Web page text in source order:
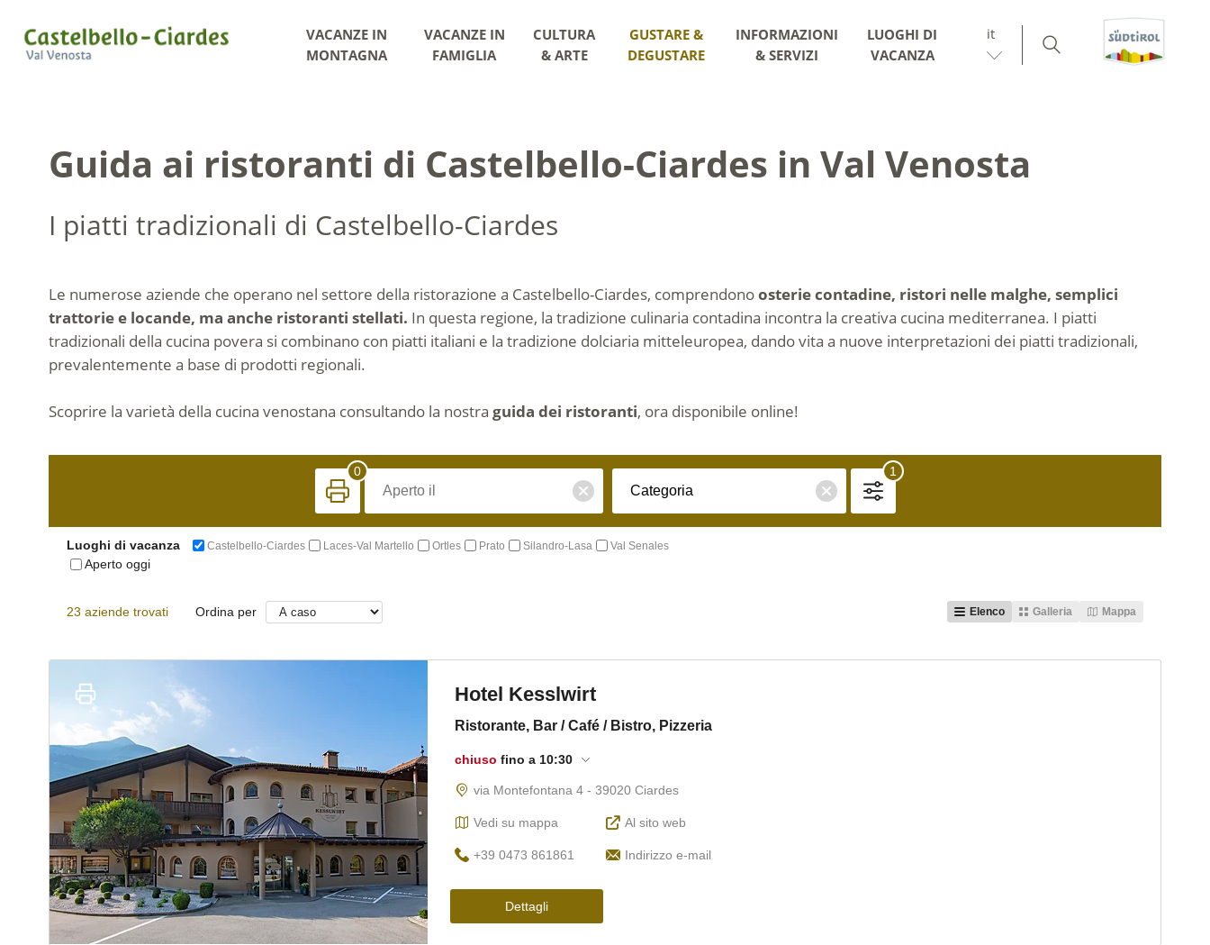
VACANZE IN
MONTAGNA
VACANZE IN
FAMIGLIA
CULTURA
& ARTE
GUSTARE &
DEGUSTARE
INFORMAZIONI
& SERVIZI
LUOGHI DI
VACANZA
it
Guida ai ristoranti di Castelbello-Ciardes in Val Venosta
I piatti tradizionali di Castelbello-Ciardes
Le numerose aziende che operano nel settore della ristorazione a Castelbello-Ciardes, comprendonoosterie contadine, ristori nelle malghe, semplici
trattorie e locande, ma anche ristoranti stellati. In questa regione, la tradizione culinaria contadina incontra la creativa cucina mediterranea. I piatti
tradizionali della cucina povera si combinano con piatti italiani e la tradizione dolciaria mitteleuropea, dando vita a nuove interpretazioni dei piatti tradizionali,
prevalentemente a base di prodotti regionali.
Scoprire la varietà della cucina venostana consultando la nostra guida dei ristoranti, ora disponibile online!